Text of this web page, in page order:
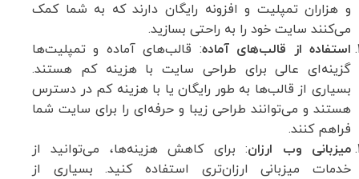
و هزاران تمپلیت و افزونه رایگان دارند که به شما کمک
می‌کنند سایت خود را به راحتی بسازید.
استفاده از قالب‌های آماده: قالب‌های آماده و تمپلیت‌ها
گزینه‌ای عالی برای طراحی سایت با هزینه کم هستند.
بسیاری از قالب‌ها به طور رایگان یا با هزینه کم در دسترس
هستند و می‌توانند طراحی زیبا و حرفه‌ای را برای سایت شما
فراهم کنند.
میزبانی وب ارزان: برای کاهش هزینه‌ها، می‌توانید از
خدمات میزبانی ارزان‌تری استفاده کنید. بسیاری از